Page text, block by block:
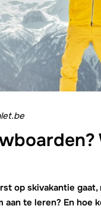
op skivakantie
aan te leren? En hoe